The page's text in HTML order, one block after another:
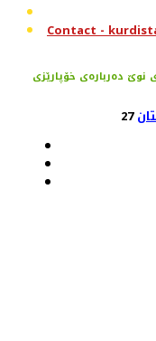
Contact -
پارێزگای هەولێر 23 بڕیاری نوێ‌ دەربارەی خۆپارێزی